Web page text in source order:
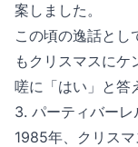
案しました。
この頃の逸話とし
もクリスマスにケ
嗟に「はい」と答
3. パーティバーレ
1985年、クリス